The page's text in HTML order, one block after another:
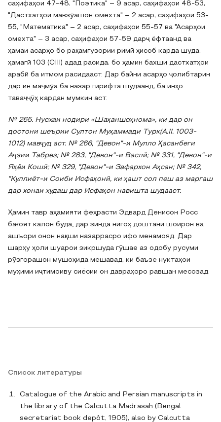
саҳифаҳои 47-48, "Поэтика" – 9 асар, саҳифаҳои 48-53,
"Дастхатҳои мавзӯашон омехта" – 2 асар, саҳифаҳои 53-
55, "Математика" – 2 асар, саҳифаҳои 55-57 ва "Асарҳои
омехта" – 3 асар, саҳифаҳои 57-59 дарҷ ёфтаанд ва
ҳамаи асарҳо бо рақамгузории римӣ ҳисоб карда шуда,
ҳамагӣ 103 (CIII) адад расида, бо ҳамин бахши дастхатҳои
арабӣ ба итмом расидааст. Дар байни асарҳо ҷолибтарин
дар ин маҷмӯа ба назар гирифта шудаанд, ба инҳо
таваҷҷӯҳ кардан мумкин аст:
№ 265. Нусхаи нодири «Шаҳаншоҳнома», ки дар он
достони шеърии Султон Муҳаммади Турк(А.II. 1003-
1012) мавҷуд аст. № 266, "Девон"-и Мулло Ҳасанбеги
Аҷзии Табрез; № 283, "Девон"-и Васлй; № 331, "Девон"-и
Яҳёи Кошӣ; № 329, "Девон"-и Зафархон Аҳсан; № 342,
"Куллиёт-и Соиби Исфаҳонӣ, ки ҳашт сол пеш аз маргаш
дар хонаи худаш дар Исфаҳон навишта шудааст.
Ҳамин тавр аҳамияти феҳрасти Эдвард Денисон Росс
бағоят калон буда, дар зинда нигоҳ доштани шоирон ва
ашъори онон нақши назаррасро ифо менамояд. Дар
шарҳу ҳоли шуарои зикршуда гӯшае аз одобу русуми
рӯзгорашон мушоҳида мешавад, ки баъзе нуктаҳои
муҳими иҷтимоиву сиёсии он давраҳоро равшан месозад.
Список литературы
Catalogue of the Arabic and Persian manuscripts in
the library of the Calcutta Madrasah (Bengal
secretariat book depôt, 1905), also by Calcutta